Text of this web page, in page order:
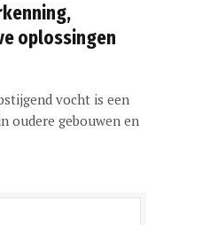
oplossingen
vocht is een
oudere gebouwen en